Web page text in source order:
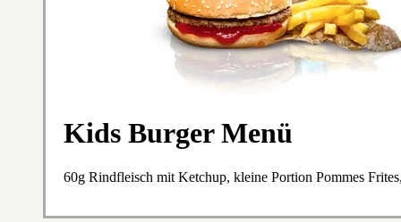
Kids Burger Menü
60g Rindfleisch mit Ketchup, kleine Portion Pommes